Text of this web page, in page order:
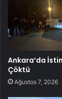
Ankara’da
Çöktü
Ağustos 7, 2026